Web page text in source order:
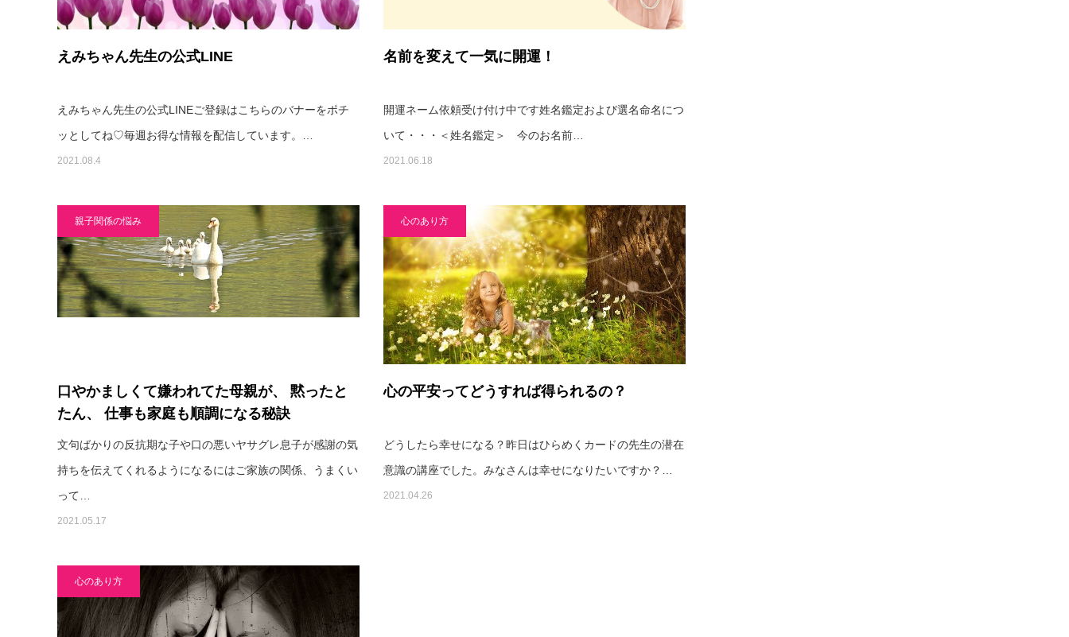
えみちゃん先生の公式LINE
えみちゃん先生の公式LINEご登録はこちらのバナーをポチ
ッとしてね♡毎週お得な情報を配信しています。…
2021.08.4
名前を変えて一気に開運！
開運ネーム依頼受け付け中です姓名鑑定および選名命名につ
いて・・・＜姓名鑑定＞ 今のお名前…
2021.06.18
親子関係の悩み
口やかましくて嫌われてた母親が、 黙ったと
たん、 仕事も家庭も順調になる秘訣
文句ばかりの反抗期な子や口の悪いヤサグレ息子が感謝の気
持ちを伝えてくれるようになるにはご家族の関係、うまくい
って…
2021.05.17
心のあり方
心の平安ってどうすれば得られるの？
どうしたら幸せになる？昨日はひらめくカードの先生の潜在
意識の講座でした。みなさんは幸せになりたいですか？…
2021.04.26
心のあり方